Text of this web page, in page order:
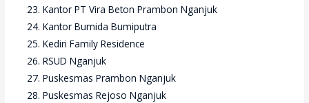
Kantor PT Vira Beton Prambon Nganjuk
Kantor Bumida Bumiputra
Kediri Family Residence
RSUD Nganjuk
Puskesmas Prambon Nganjuk
Puskesmas Rejoso Nganjuk